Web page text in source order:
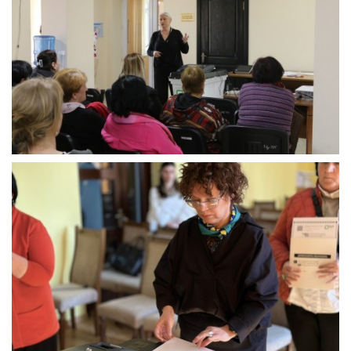
ჩოხატაური,
ხობი,
ბათუმი,
ქობულეთი,
ზუგდიდი).
შეხვედრებში
მონაწილეობა
533-
პირმა
მიიღო,
მათ
შორის
473
საჯარო
სკოლის
სამოქალაქო
განათლების
პედაგოგმა
და